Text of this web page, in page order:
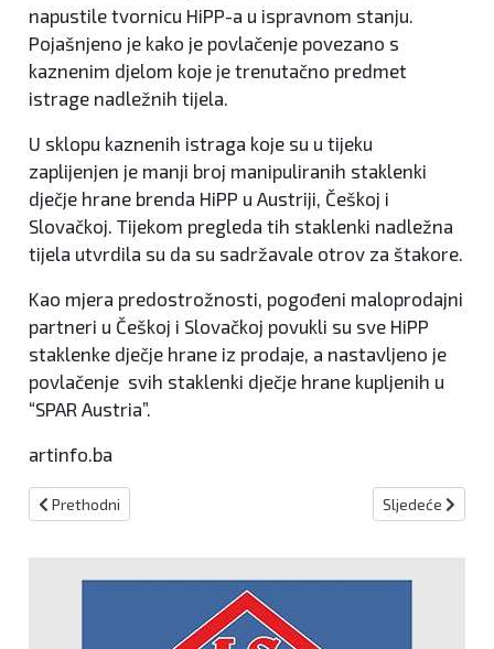
napustile tvornicu HiPP-a u ispravnom stanju.
Pojašnjeno je kako je povlačenje povezano s
kaznenim djelom koje je trenutačno predmet
istrage nadležnih tijela.
U sklopu kaznenih istraga koje su u tijeku
zaplijenjen je manji broj manipuliranih staklenki
dječje hrane brenda HiPP u Austriji, Češkoj i
Slovačkoj. Tijekom pregleda tih staklenki nadležna
tijela utvrdila su da su sadržavale otrov za štakore.
Kao mjera predostrožnosti, pogođeni maloprodajni
partneri u Češkoj i Slovačkoj povukli su sve HiPP
staklenke dječje hrane iz prodaje, a nastavljeno je
povlačenje svih staklenki dječje hrane kupljenih u
“SPAR Austria”.
artinfo.ba
Prethodni članak: U FBiH inflacija u ožujku 1,9 posto, na godišnjoj
Prethodni Sljedeći članak:
Sljedeće